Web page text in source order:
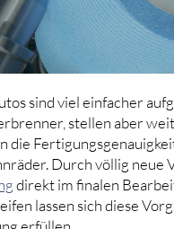
sind viel einfacher
stellen aber
die
Durch völlig neue
direkt im finalen
lassen sich diese